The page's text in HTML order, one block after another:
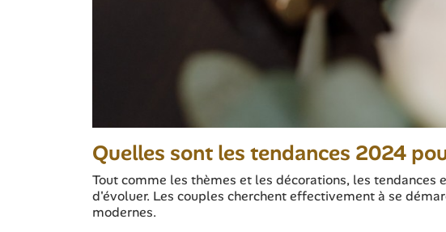
Quelles sont les tendances 2024
Tout comme les thèmes et les décorations, les tendances
d'évoluer. Les couples cherchent effectivement à se
modernes.